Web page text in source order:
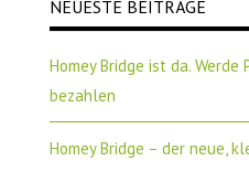
NEUESTE BEITRÄGE
Homey Bridge ist da. Werde
bezahlen
Homey Bridge – der neue,